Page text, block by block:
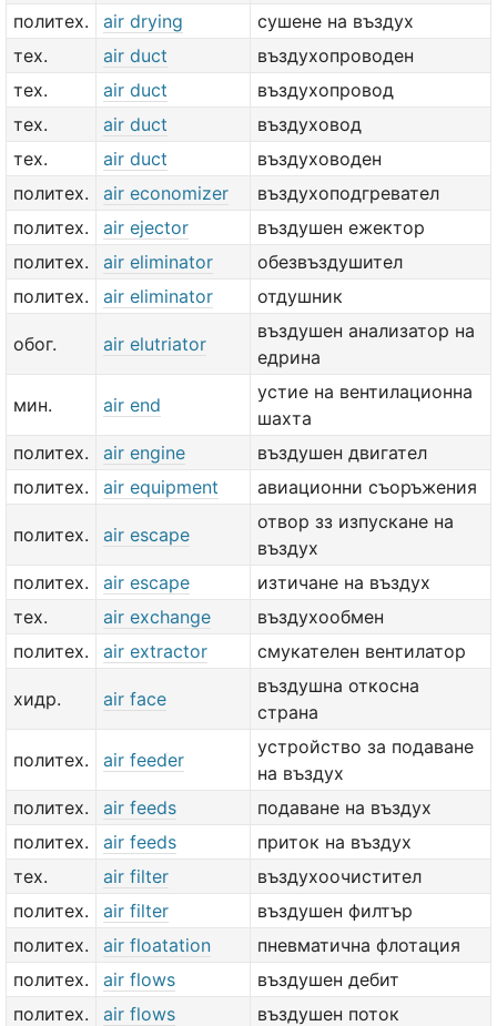
политех.
air drying
сушене на въздух
тех.
air duct
въздухопроводен
тех.
air duct
въздухопровод
тех.
air duct
въздуховод
тех.
air duct
въздуховоден
политех.
air economizer
въздухоподгревател
политех.
air ejector
въздушен ежектор
политех.
air eliminator
обезвъздушител
политех.
air eliminator отдушник
обог. air elutriator
въздушен анализатор на
едрина
мин. air end
устие на вентилационна
шахта
политех.
air engine
въздушен двигател
политех.
air equipment авиационни съоръжения
политех. air escape
отвор зз изпускане на
въздух
политех.
air escape
изтичане на въздух
тех.
air exchange
въздухообмен
политех.
air extractor смукателен вентилатор
хидр. air face
въздушна откосна
страна
политех. air feeder
устройство за подаване
на въздух
политех.
air feeds
подаване на въздух
политех.
air feeds
приток на въздух
тех.
air filter
въздухоочистител
политех.
air filter
въздушен филтър
политех.
air floatation
пневматична флотация
политех.
air flows
въздушен дебит
политех.
air flows
въздушен поток